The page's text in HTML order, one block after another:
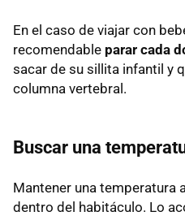
En el caso de viajar con
recomendable parar cada
sacar de su sillita infantil y
columna vertebral.
Buscar una
Mantener una temperatura
dentro del habitáculo. Lo